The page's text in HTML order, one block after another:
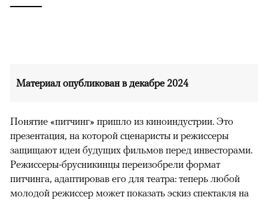
Материал опубликован в декабре 2024
Понятие «питчинг» пришло из киноиндустрии. Это
презентация, на которой сценаристы и режиссеры
защищают идеи будущих фильмов перед инвесторами.
Режиссеры-брусникинцы переизобрели формат
питчинга, адаптировав его для театра: теперь любой
молодой режиссер может показать эскиз спектакля на